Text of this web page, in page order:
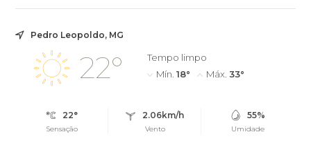
Pedro Leopoldo, MG
22°
Tempo limpo
Mín. 18° Máx. 33°
22°
Sensação
2.06km/h
Vento
55%
Umidade